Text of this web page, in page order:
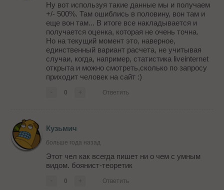
Ну вот используя такие данные мы и получаем
+/- 500%. Там ошиблись в половину, вон там и
еще вон там... В итоге все накладывается и
получается оценка, которая не очень точна.
Но на текущий момент это, наверное,
единственный вариант расчета, не учитывая
случаи, когда, например, статистика liveinternet
открыта и можно смотреть,сколько по запросу
приходит человек на сайт :)
0 Ответить
Кузьмич
больше года назад
Этот чел как всегда пишет ни о чем с умным
видом. боянист-теоретик
0 Ответить